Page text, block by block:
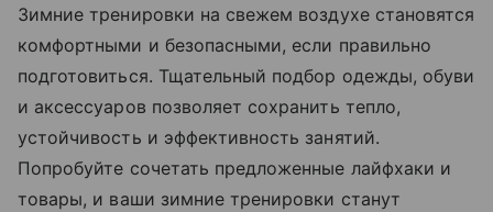
Зимние тренировки на свежем воздухе становятся
комфортными и безопасными, если правильно
подготовиться. Тщательный подбор одежды, обуви
и аксессуаров позволяет сохранить тепло,
устойчивость и эффективность занятий.
Попробуйте сочетать предложенные лайфхаки и
товары, и ваши зимние тренировки станут